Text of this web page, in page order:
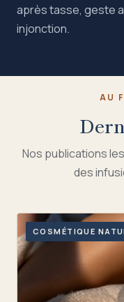
après tasse, geste
injonction.
AU
Nos publications
des
COSMÉTIQUE